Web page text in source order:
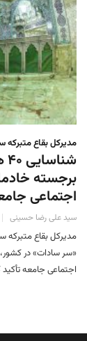
مدیرکل بقاع متبرکه
برجسته
اجتماعی
سید علی رضا حسینی
«سر سادات» در
اجتماعی جامعه تأکید